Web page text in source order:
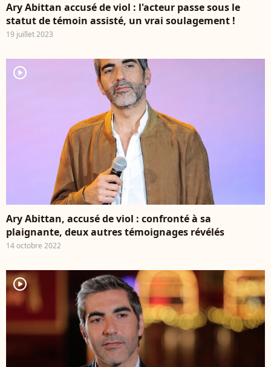
Ary Abittan accusé de viol : l'acteur passe sous le
statut de témoin assisté, un vrai soulagement !
19 juillet 2023
player2
Ary Abittan, accusé de viol : confronté à sa
plaignante, deux autres témoignages révélés
14 octobre 2022
player2